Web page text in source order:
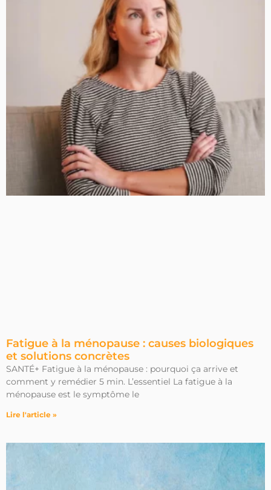
Fatigue à la ménopause : causes biologiques
et solutions concrètes
SANTÉ+ Fatigue à la ménopause : pourquoi ça arrive et
comment y remédier 5 min. L’essentiel La fatigue à la
ménopause est le symptôme le
Lire l'article »